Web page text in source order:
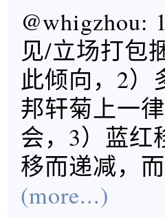
@whigzhou:
见/立场打包
此倾向，2）
邦轩菊上一
会，3）蓝红
移而递减，
(more...)